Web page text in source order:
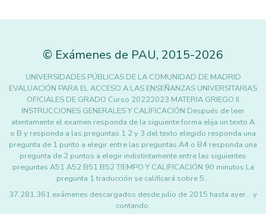
© Exámenes de PAU, 2015-2026
UNIVERSIDADES PÚBLICAS DE LA COMUNIDAD DE MADRID
EVALUACIÓN PARA EL ACCESO A LAS ENSEÑANZAS UNIVERSITARIAS
OFICIALES DE GRADO Curso 20222023 MATERIA GRIEGO II
INSTRUCCIONES GENERALES Y CALIFICACIÓN Después de leer
atentamente el examen responda de la siguiente forma elija un texto A
o B y responda a las preguntas 1 2 y 3 del texto elegido responda una
pregunta de 1 punto a elegir entre las preguntas A4 o B4 responda una
pregunta de 2 puntos a elegir indistintamente entre las siguientes
preguntas A51 A52 B51 B52 TIEMPO Y CALIFICACIÓN 90 minutos La
pregunta 1 traducción se calificará sobre 5…
37.281.361 exámenes descargados desde julio de 2015 hasta ayer... y
contando.